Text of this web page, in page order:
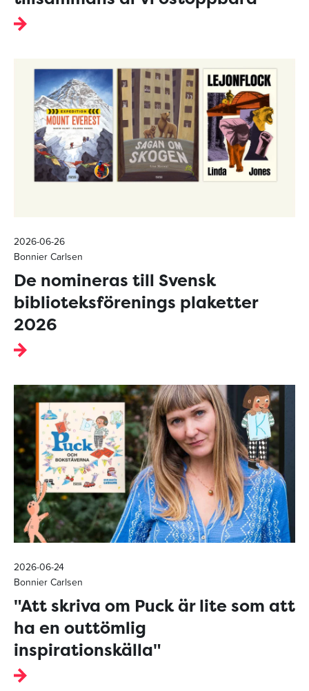
2026-06-26
Bonnier Carlsen
De nomineras till Svensk
biblioteksförenings plaketter
2026
2026-06-24
Bonnier Carlsen
"Att skriva om Puck är lite som att
ha en outtömlig
inspirationskälla"